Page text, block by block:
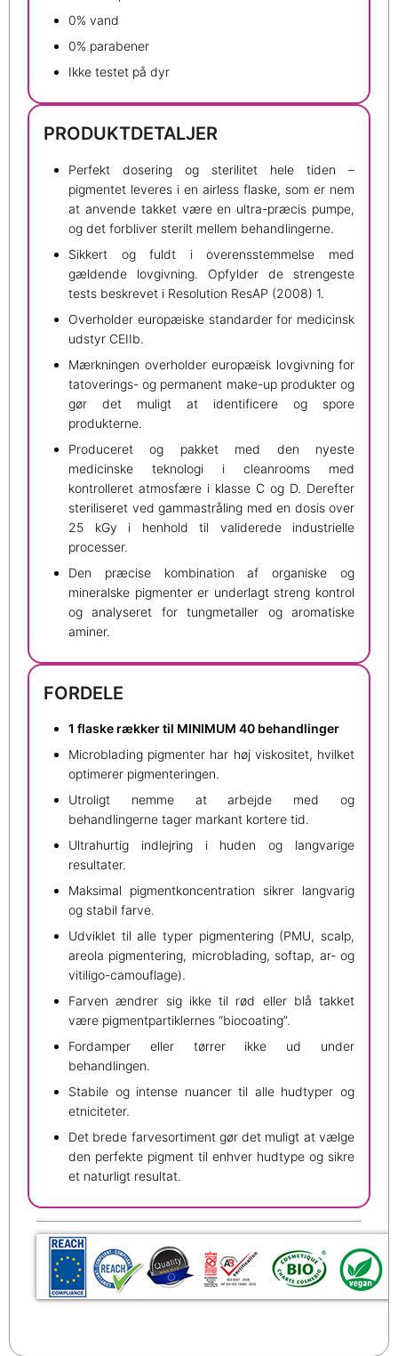
0% vand
0% parabener
Ikke testet på dyr
PRODUKTDETALJER
Perfekt dosering og sterilitet hele tiden –
pigmentet leveres i en airless flaske, som er nem
at anvende takket være en ultra-præcis pumpe,
og det forbliver sterilt mellem behandlingerne.
Sikkert og fuldt i overensstemmelse med
gældende lovgivning. Opfylder de strengeste
tests beskrevet i Resolution ResAP (2008) 1.
Overholder europæiske standarder for medicinsk
udstyr CEIIb.
Mærkningen overholder europæisk lovgivning for
tatoverings- og permanent make-up produkter og
gør det muligt at identificere og spore
produkterne.
Produceret og pakket med den nyeste
medicinske teknologi i cleanrooms med
kontrolleret atmosfære i klasse C og D. Derefter
steriliseret ved gammastråling med en dosis over
25 kGy i henhold til validerede industrielle
processer.
Den præcise kombination af organiske og
mineralske pigmenter er underlagt streng kontrol
og analyseret for tungmetaller og aromatiske
aminer.
FORDELE
1 flaske rækker til MINIMUM 40 behandlinger
Microblading pigmenter har høj viskositet, hvilket
optimerer pigmenteringen.
Utroligt nemme at arbejde med og
behandlingerne tager markant kortere tid.
Ultrahurtig indlejring i huden og langvarige
resultater.
Maksimal pigmentkoncentration sikrer langvarig
og stabil farve.
Udviklet til alle typer pigmentering (PMU, scalp,
areola pigmentering, microblading, softap, ar- og
vitiligo-camouflage).
Farven ændrer sig ikke til rød eller blå takket
være pigmentpartiklernes “biocoating”.
Fordamper eller tørrer ikke ud under
behandlingen.
Stabile og intense nuancer til alle hudtyper og
etniciteter.
Det brede farvesortiment gør det muligt at vælge
den perfekte pigment til enhver hudtype og sikre
et naturligt resultat.